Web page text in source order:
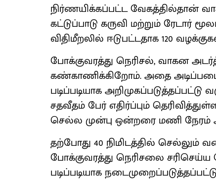
நிர்ணயிக்கப்பட்ட வேகத்தில்தான்
கட்டுப்பாடு கருவி மற்றும் ரேடார்
விதிமீறலில் ஈடுபட்டதாக 120
போக்குவரத்து நெரிசல், வாகன
கண்காணிக்கிறோம். அதை
படிப்படியாக அறிமுகப்படுத்தப்பட்டு
சதவீதம் பேர் எதிர்ப்பும்
செல்ல முன்பு ஒன்றரை மணி நேரம்
தற்போது 40 நிமிடத்தில் செல்லும்
போக்குவரத்து நெரிசலை
படிப்படியாக